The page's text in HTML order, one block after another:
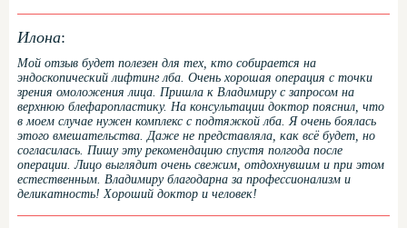
Илона:
Мой отзыв будет полезен для тех, кто собирается на
эндоскопический лифтинг лба. Очень хорошая операция с точки
зрения омоложения лица. Пришла к Владимиру с запросом на
верхнюю блефаропластику. На консультации доктор пояснил, что
в моем случае нужен комплекс с подтяжкой лба. Я очень боялась
этого вмешательства. Даже не представляла, как всё будет, но
согласилась. Пишу эту рекомендацию спустя полгода после
операции. Лицо выглядит очень свежим, отдохнувшим и при этом
естественным. Владимиру благодарна за профессионализм и
деликатность! Хороший доктор и человек!